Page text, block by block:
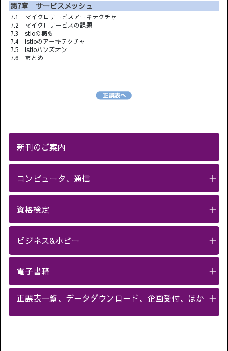
第7章 サービスメッシュ
7.1 マイクロサービスアーキテクチャ
7.2 マイクロサービスの課題
7.3 stioの概要
7.4 Istioのアーキテクチャ
7.5 Istioハンズオン
7.6 まとめ
新刊のご案内
コンピュータ、通信 ＋
資格検定 ＋
ビジネス&ホビー ＋
電子書籍 ＋
正誤表一覧、データダウンロード、企画受付、ほか ＋